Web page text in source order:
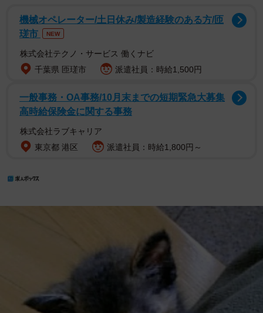
機械オペレーター/土日休み/製造経験のある方/匝
瑳市
NEW
株式会社テクノ・サービス 働くナビ
千葉県 匝瑳市
派遣社員：時給1,500円
一般事務・OA事務/10月末までの短期緊急大募集
高時給保険金に関する事務
株式会社ラブキャリア
東京都 港区
派遣社員：時給1,800円～